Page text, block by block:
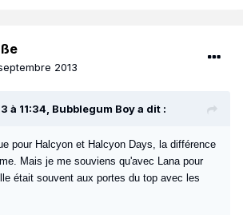
2013
à 11:34, Bubblegum Boy a dit :
pour Halcyon et Halcyon Days, la différence
Mais je me souviens qu'avec Lana pour
était souvent aux portes du top avec les